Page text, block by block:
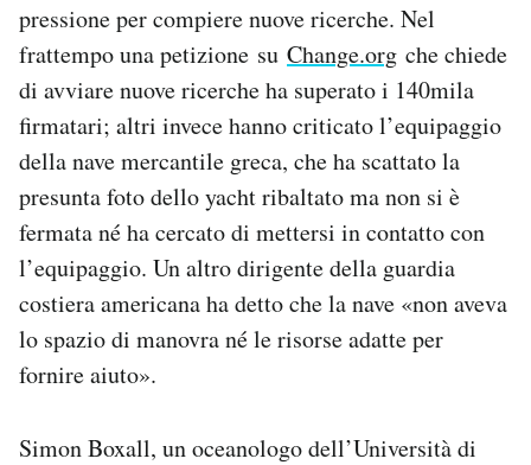
pressione per compiere nuove ricerche. Nel
frattempo una petizione su Change.org che chiede
di avviare nuove ricerche ha superato i 140mila
firmatari; altri invece hanno criticato l’equipaggio
della nave mercantile greca, che ha scattato la
presunta foto dello yacht ribaltato ma non si è
fermata né ha cercato di mettersi in contatto con
l’equipaggio. Un altro dirigente della guardia
costiera americana ha detto che la nave «non aveva
lo spazio di manovra né le risorse adatte per
fornire aiuto».
Simon Boxall, un oceanologo dell’Università di